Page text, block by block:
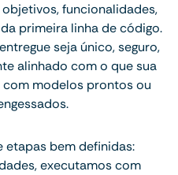
funcionalidades,
primeira linha de código.
seja único, seguro,
alinhado com o que sua
modelos prontos ou
etapas bem definidas:
executamos com